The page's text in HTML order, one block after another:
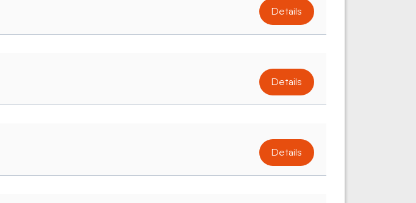
Details
Details
Details